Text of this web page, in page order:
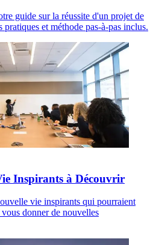
guide sur la réussite d'un projet de
et méthode pas-à-pas inclus.
Inspirants à Découvrir
vie inspirants qui pourraient
donner de nouvelles